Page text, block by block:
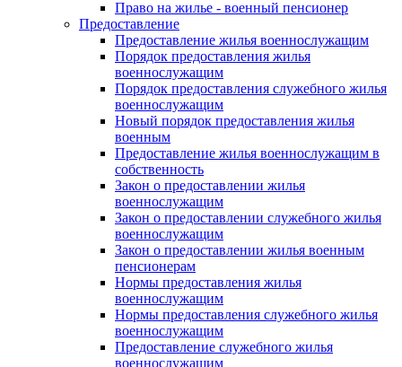
Право на жилье - военный пенсионер
Предоставление
Предоставление жилья военнослужащим
Порядок предоставления жилья
военнослужащим
Порядок предоставления служебного жилья
военнослужащим
Новый порядок предоставления жилья
военным
Предоставление жилья военнослужащим в
собственность
Закон о предоставлении жилья
военнослужащим
Закон о предоставлении служебного жилья
военнослужащим
Закон о предоставлении жилья военным
пенсионерам
Нормы предоставления жилья
военнослужащим
Нормы предоставления служебного жилья
военнослужащим
Предоставление служебного жилья
военнослужащим